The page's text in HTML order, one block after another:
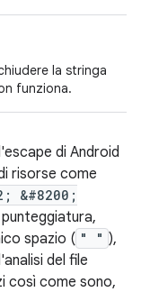
la stringa
funziona.
di Android
risorse come
&#8200;
spazio ( " " ),
del file
così come sono,